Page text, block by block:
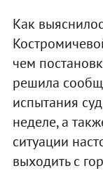
Как
чем
решила
испытания
неделе, а
ситуации
выходить с